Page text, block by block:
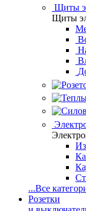
Щиты
Щиты
...Все
Розетки